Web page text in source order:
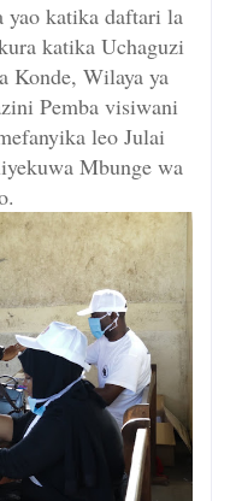
katika daftari la
katika Uchaguzi
Konde, Wilaya ya
Pemba visiwani
leo Julai
Mbunge wa